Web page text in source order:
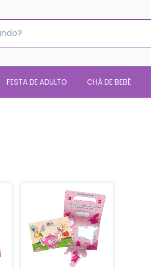
FESTA DE ADULTO CHÁ DE BEBÊ